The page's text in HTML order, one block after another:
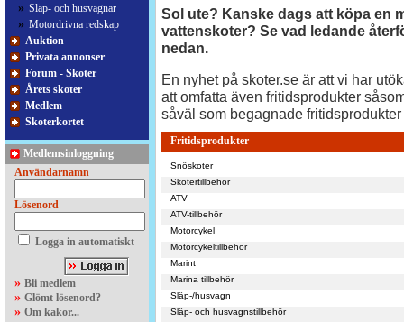
» Släp- och husvagnar
» Motordrivna redskap
Auktion
Privata annonser
Forum - Skoter
Årets skoter
Medlem
Skoterkortet
Medlemsinloggning
Användarnamn
Lösenord
Logga in automatiskt
» Bli medlem
» Glömt lösenord?
» Om kakor...
Sol ute? Kanske dags att köpa en
vattenskoter? Se vad ledande
nedan.
En nyhet på skoter.se är att vi har
att omfatta även fritidsprodukter
såväl som begagnade fritidsprodukter
Fritidsprodukter
Snöskoter
Skotertillbehör
ATV
ATV-tillbehör
Motorcykel
Motorcykeltillbehör
Marint
Marina tillbehör
Släp-/husvagn
Släp- och husvagnstillbehör